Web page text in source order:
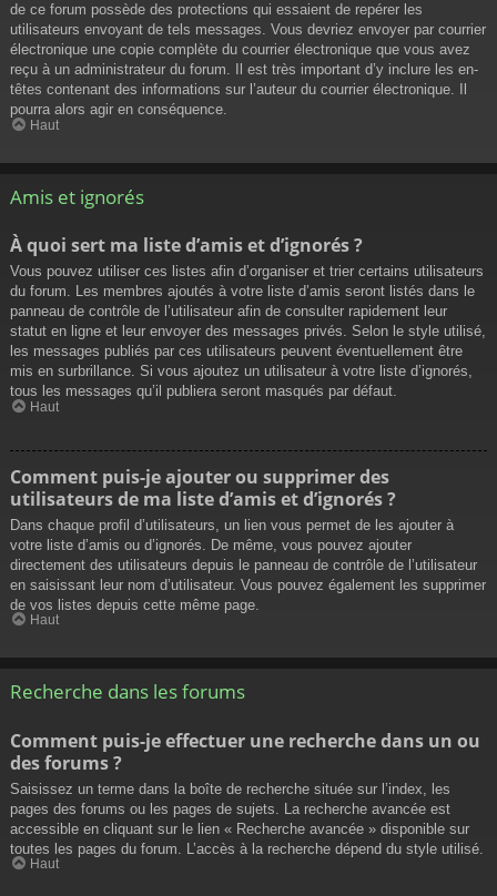
de ce forum possède des protections qui essaient de repérer les
utilisateurs envoyant de tels messages. Vous devriez envoyer par courrier
électronique une copie complète du courrier électronique que vous avez
reçu à un administrateur du forum. Il est très important d’y inclure les en-
têtes contenant des informations sur l’auteur du courrier électronique. Il
pourra alors agir en conséquence.
Haut
Amis et ignorés
À quoi sert ma liste d’amis et d’ignorés ?
Vous pouvez utiliser ces listes afin d’organiser et trier certains utilisateurs
du forum. Les membres ajoutés à votre liste d’amis seront listés dans le
panneau de contrôle de l’utilisateur afin de consulter rapidement leur
statut en ligne et leur envoyer des messages privés. Selon le style utilisé,
les messages publiés par ces utilisateurs peuvent éventuellement être
mis en surbrillance. Si vous ajoutez un utilisateur à votre liste d’ignorés,
tous les messages qu’il publiera seront masqués par défaut.
Haut
Comment puis-je ajouter ou supprimer des
utilisateurs de ma liste d’amis et d’ignorés ?
Dans chaque profil d’utilisateurs, un lien vous permet de les ajouter à
votre liste d’amis ou d’ignorés. De même, vous pouvez ajouter
directement des utilisateurs depuis le panneau de contrôle de l’utilisateur
en saisissant leur nom d’utilisateur. Vous pouvez également les supprimer
de vos listes depuis cette même page.
Haut
Recherche dans les forums
Comment puis-je effectuer une recherche dans un ou
des forums ?
Saisissez un terme dans la boîte de recherche située sur l’index, les
pages des forums ou les pages de sujets. La recherche avancée est
accessible en cliquant sur le lien « Recherche avancée » disponible sur
toutes les pages du forum. L’accès à la recherche dépend du style utilisé.
Haut